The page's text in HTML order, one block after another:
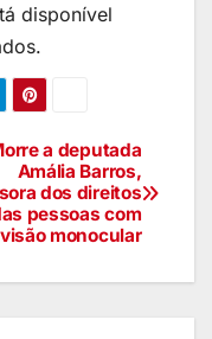
disponível
a deputada
Amália Barros,
dos direitos
pessoas com
visão monocular